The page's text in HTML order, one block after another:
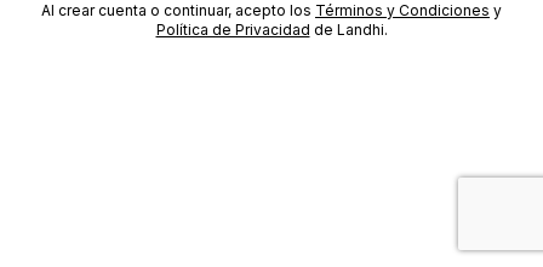
Al crear cuenta o continuar, acepto los Términos y Condiciones y
Política de Privacidad de Landhi.